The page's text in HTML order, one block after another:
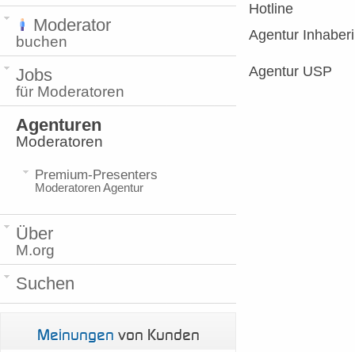
Hotline
Agentur
Agentur USP
Moderator
buchen
Jobs
für Moderatoren
Agenturen
Moderatoren
Premium-Presenters
Moderatoren Agentur
Über
M.org
Suchen
Meinungen von Kunden